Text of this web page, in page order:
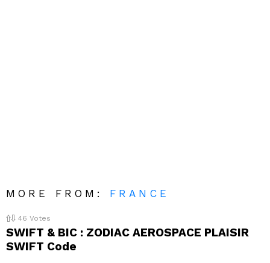
MORE FROM: FRANCE
46 Votes
SWIFT & BIC : ZODIAC AEROSPACE PLAISIR
SWIFT Code